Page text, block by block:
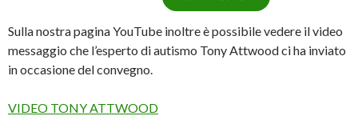
Sulla nostra pagina YouTube inoltre è possibile vedere il video
messaggio che l’esperto di autismo Tony Attwood ci ha inviato
in occasione del convegno.
VIDEO TONY ATTWOOD